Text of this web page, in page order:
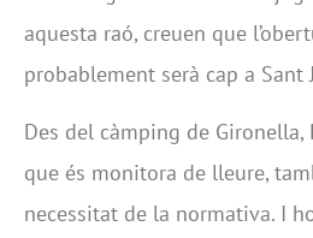
aquesta raó, creuen que
probablement serà cap a Sant
Des del càmping de Gironella,
que és monitora de lleure,
necessitat de la normativa. I